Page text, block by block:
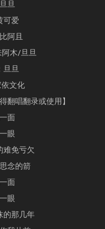
旦
可爱
阿且
阿木/旦旦
旦旦
文化
翻唱翻录或使用】
面
眼
难免亏欠
念的箭
面
眼
的那几年